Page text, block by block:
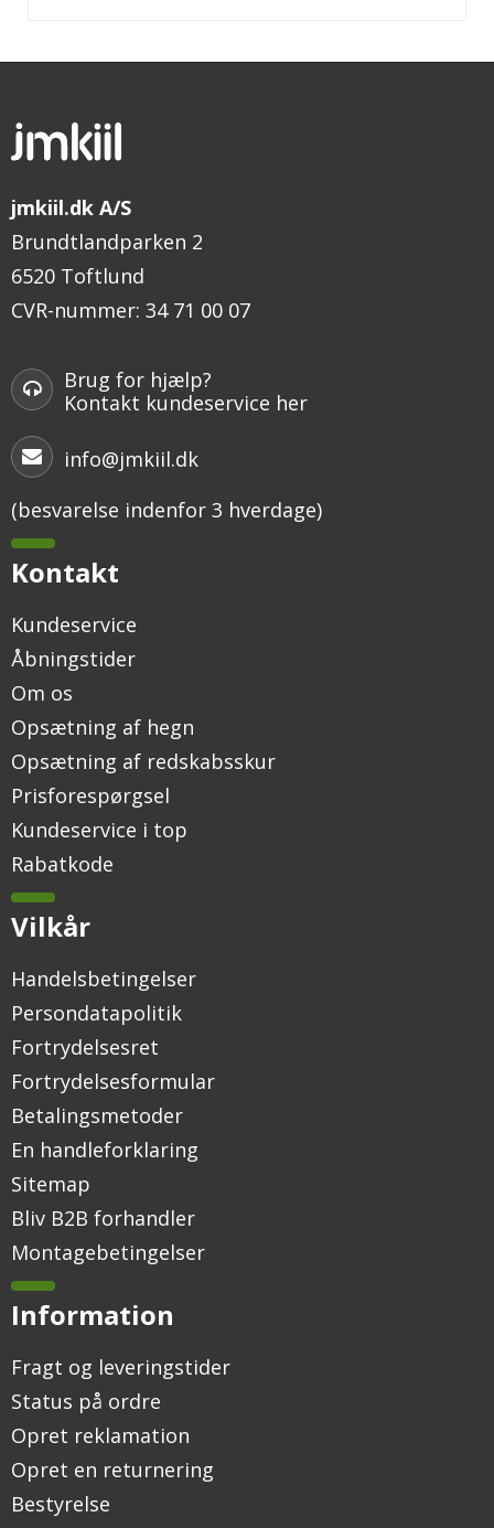
jmkiil.dk A/S
Brundtlandparken 2
6520 Toftlund
CVR-nummer: 34 71 00 07
Brug for hjælp?
Kontakt kundeservice her
info@jmkiil.dk
(besvarelse indenfor 3 hverdage)
Kontakt
Kundeservice
Åbningstider
Om os
Opsætning af hegn
Opsætning af redskabsskur
Prisforespørgsel
Kundeservice i top
Rabatkode
Vilkår
Handelsbetingelser
Persondatapolitik
Fortrydelsesret
Fortrydelsesformular
Betalingsmetoder
En handleforklaring
Sitemap
Bliv B2B forhandler
Montagebetingelser
Information
Fragt og leveringstider
Status på ordre
Opret reklamation
Opret en returnering
Bestyrelse